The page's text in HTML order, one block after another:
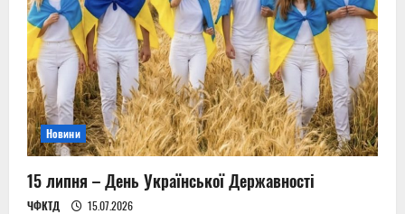
a
t
i
o
n
Новини
15 липня – День Української Державності
ЧФКТД 15.07.2026